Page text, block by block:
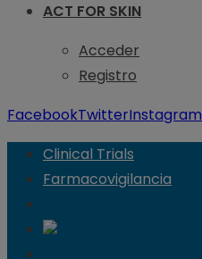
ACT FOR SKIN
Acceder
Registro
FacebookTwitterInstagram
Clinical Trials
Farmacovigilancia